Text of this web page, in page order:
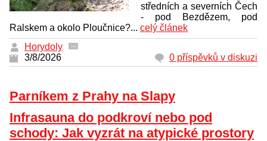
středních a severních Čech
- pod Bezdězem, pod
Ralskem a okolo Ploučnice?... celý článek
Horydoly
3/8/2026
0 příspěvků v diskuzi
Parníkem z Prahy na Slapy
Infrasauna do podkroví nebo pod
schody: Jak vyzrát na atypické prostory